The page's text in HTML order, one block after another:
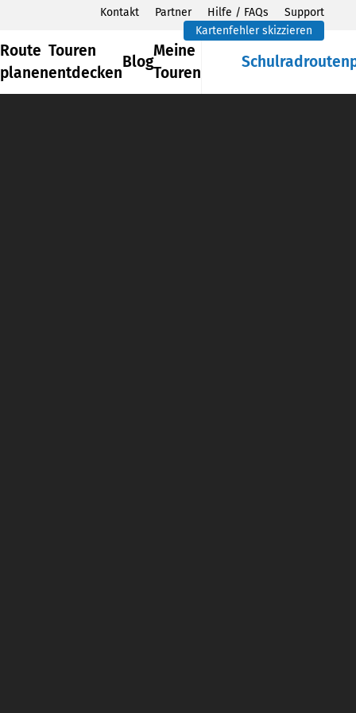
Kontakt Partner Hilfe / FAQs
Support
Kartenfehler skizzieren
Route
planen
Touren
entdecken
Blog
Meine
Touren